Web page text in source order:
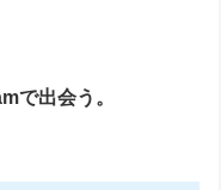
で出会う。